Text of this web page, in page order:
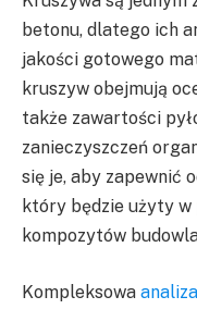
betonu, dlatego ich
jakości gotowego
kruszyw obejmują
także zawartości
zanieczyszczeń
się je, aby zapewnić
który będzie użyty
kompozytów
Kompleksowa